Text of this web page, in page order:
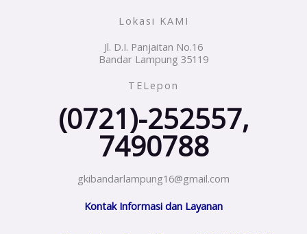
Lokasi KAMI
Jl. D.I. Panjaitan No.16
Bandar Lampung 35119
TELepon
(0721)-252557,
7490788
gkibandarlampung16@gmail.com
Kontak Informasi dan Layanan